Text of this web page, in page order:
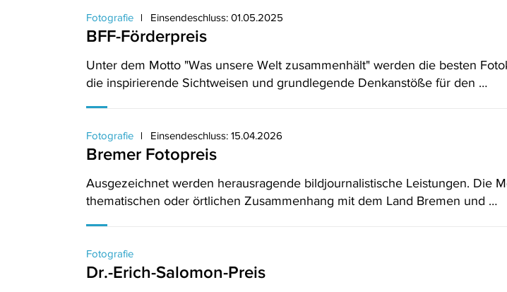
Fotografie Einsendeschluss: 01.05.2025
BFF-Förderpreis
Unter dem Motto "Was unsere Welt zusammenhält" werden die besten
die inspirierende Sichtweisen und grundlegende Denkanstöße für den …
Fotografie Einsendeschluss: 15.04.2026
Bremer Fotopreis
Ausgezeichnet werden herausragende bildjournalistische Leistungen. Die
thematischen oder örtlichen Zusammenhang mit dem Land Bremen und …
Fotografie
Dr.-Erich-Salomon-Preis